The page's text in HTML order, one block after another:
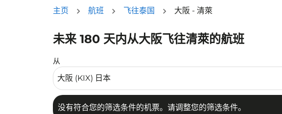
主页 航班 飞往泰国 大阪 - 清萊
未来 180 天内从大阪飞往清萊的航班
从
没有符合您的筛选条件的机票。请调整您的筛选条件。
没有符合您的筛选条件的机票。请调整您的筛选条件。